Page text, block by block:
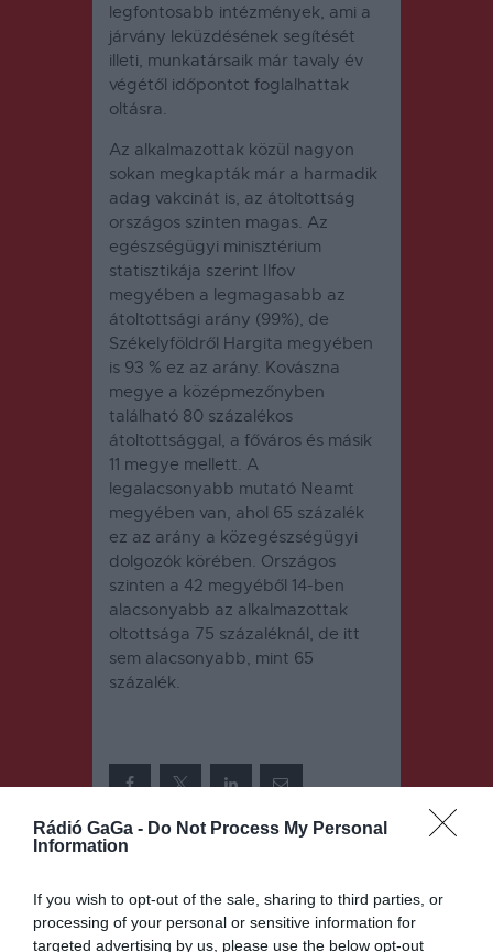
Rádió GaGa - Do Not Process My Personal
Information
If you wish to opt-out of the sale, sharing to third parties, or
processing of your personal or sensitive information for
targeted advertising by us, please use the below opt-out
legfontosabb intézmények, ami a
járvány leküzdésének segítését
illeti, munkatársaik már tavaly év
végétől időpontot foglalhattak
oltásra.
Az alkalmazottak közül nagyon
sokan megkapták már a harmadik
adag vakcinát is, az átoltottság
országos szinten magas. Az
egészségügyi minisztérium
statisztikája szerint Ilfov
megyében a legmagasabb az
átoltottsági arány (99%), de
Székelyföldről Hargita megyében
is 93 % ez az arány. Kovászna
megye a középmezőnyben
található 80 százalékos
átoltottsággal, a főváros és másik
11 megye mellett. A
legalacsonyabb mutató Neamt
megyében van, ahol 65 százalék
ez az arány a közegészségügyi
dolgozók körében. Országos
szinten a 42 megyéből 14-ben
alacsonyabb az alkalmazottak
oltottsága 75 százaléknál, de itt
sem alacsonyabb, mint 65
százalék.
navigáció
Sokszínűség
és
Lassan, de
növekszik